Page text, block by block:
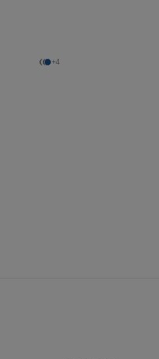
+4